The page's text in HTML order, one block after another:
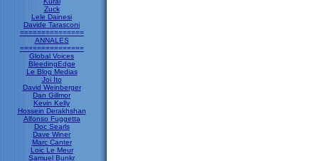
Zuck
Lele Dainesi
Davide Tarasconi
===============
ANNALES
===============
Global Voices
BleedingEdge
Le Blog Medias
Joi Ito
David Weinberger
Dan Gillmor
Kevin Kelly
Hossein Derakhshan
Alfonso Fuggetta
Doc Searls
Dave Winer
Marc Canter
Loic Le Meur
Samuel Bunkr